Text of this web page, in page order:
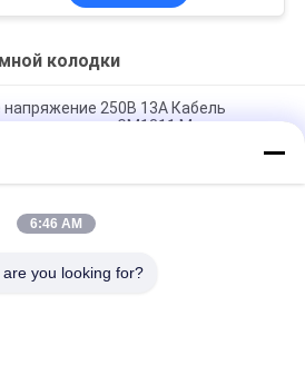
колодки
250В 13А Кабель
GM1311 Мужчина
кабеля питания GM1311
Совместный соединитель
6:46 AM
you looking for?